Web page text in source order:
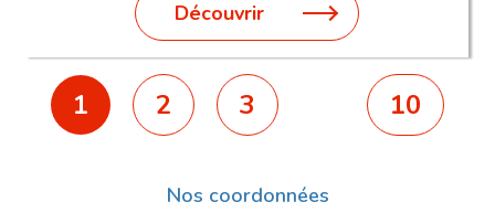
Découvrir
1 2 3 10
Nos coordonnées